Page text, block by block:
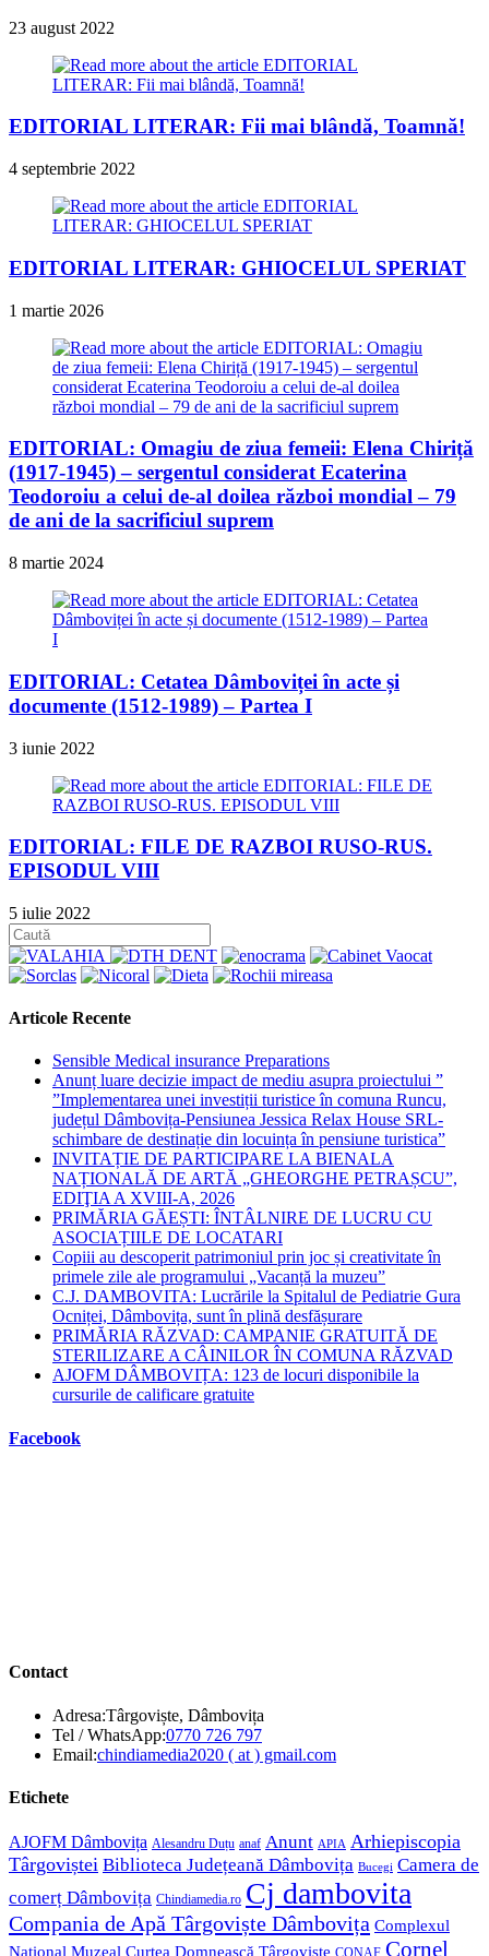
23 august 2022
EDITORIAL LITERAR: Fii mai blândă, Toamnă!
4 septembrie 2022
EDITORIAL LITERAR: GHIOCELUL SPERIAT
1 martie 2026
EDITORIAL: Omagiu de ziua femeii: Elena Chiriță
(1917-1945) – sergentul considerat Ecaterina
Teodoroiu a celui de-al doilea război mondial – 79
de ani de la sacrificiul suprem
8 martie 2024
EDITORIAL: Cetatea Dâmboviței în acte și
documente (1512-1989) – Partea I
3 iunie 2022
EDITORIAL: FILE DE RAZBOI RUSO-RUS.
EPISODUL VIII
5 iulie 2022
Articole Recente
Sensible Medical insurance Preparations
Anunț luare decizie impact de mediu asupra proiectului ”
”Implementarea unei investiții turistice în comuna Runcu,
județul Dâmbovița-Pensiunea Jessica Relax House SRL-
schimbare de destinație din locuința în pensiune turistica”
INVITAȚIE DE PARTICIPARE LA BIENALA
NAȚIONALĂ DE ARTĂ „GHEORGHE PETRAȘCU”,
EDIŢIA A XVIII-A, 2026
PRIMĂRIA GĂEȘTI: ÎNTÂLNIRE DE LUCRU CU
ASOCIAȚIILE DE LOCATARI
Copiii au descoperit patrimoniul prin joc și creativitate în
primele zile ale programului „Vacanță la muzeu”
C.J. DAMBOVITA: Lucrările la Spitalul de Pediatrie Gura
Ocniței, Dâmbovița, sunt în plină desfășurare
PRIMĂRIA RĂZVAD: CAMPANIE GRATUITĂ DE
STERILIZARE A CÂINILOR ÎN COMUNA RĂZVAD
AJOFM DÂMBOVIȚA: 123 de locuri disponibile la
cursurile de calificare gratuite
Facebook
Contact
Adresa:Târgoviște, Dâmbovița
Tel / WhatsApp:0770 726 797Opens
in
Email:chindiamedia2020 ( at ) gmail.comOpens
Etichete
AJOFM Dâmbovița Alesandru Duțu anaf Anunt APIA Arhiepiscopia
Târgoviștei Biblioteca Județeană Dâmbovița Bucegi Camera de
comerț Dâmbovița Chindiamedia.ro Cj dambovita
Compania de Apă Târgoviște Dâmbovița Complexul
Național Muzeal Curtea Domnească Târgoviște CONAF Cornel